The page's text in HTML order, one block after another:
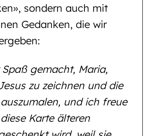
sondern auch mit
Gedanken, die wir
gemacht, Maria,
zu zeichnen und die
und ich freue
Karte älteren